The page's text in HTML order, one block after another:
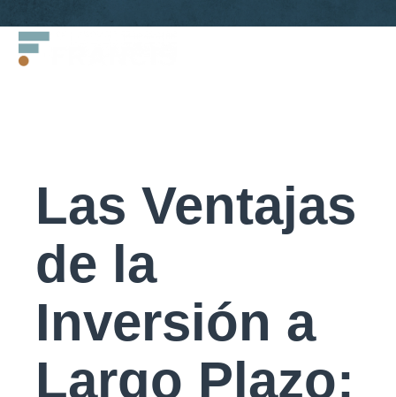
Francis
LLC.
Las Ventajas
de la
Inversión a
Largo Plazo: